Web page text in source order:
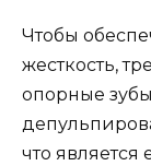
Чтобы
жесткость,
опорные
что является